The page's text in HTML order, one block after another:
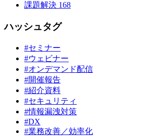
課題解決 168
ハッシュタグ
#セミナー
#ウェビナー
#オンデマンド配信
#開催報告
#紹介資料
#セキュリティ
#情報漏洩対策
#DX
#業務改善／効率化